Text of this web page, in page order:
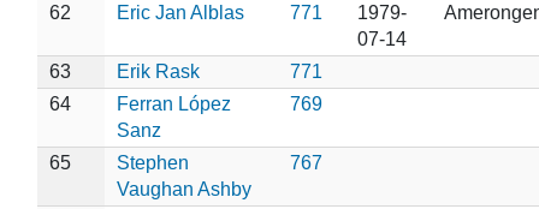
62
Eric Jan Alblas 771
1979-
07-14
63 Erik Rask
771
64
Ferran López
Sanz
769
65
Stephen
Vaughan Ashby
767